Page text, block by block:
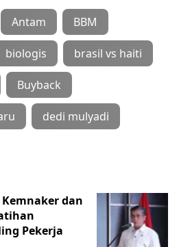
Antam BBM
biologis brasil vs haiti
Buyback
dedi mulyadi
dan
Pekerja